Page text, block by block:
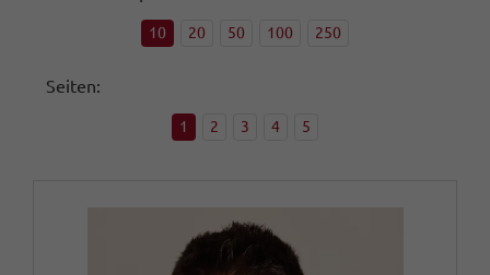
10 20 50 100 250
Seiten:
1 2 3 4 5